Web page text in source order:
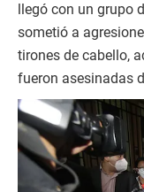
llegó con un grupo
sometió a
tirones de cabello,
fueron asesinadas